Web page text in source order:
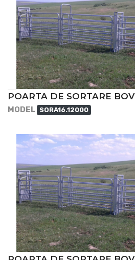
POARTA DE SORTARE
MODEL SORA16.12000